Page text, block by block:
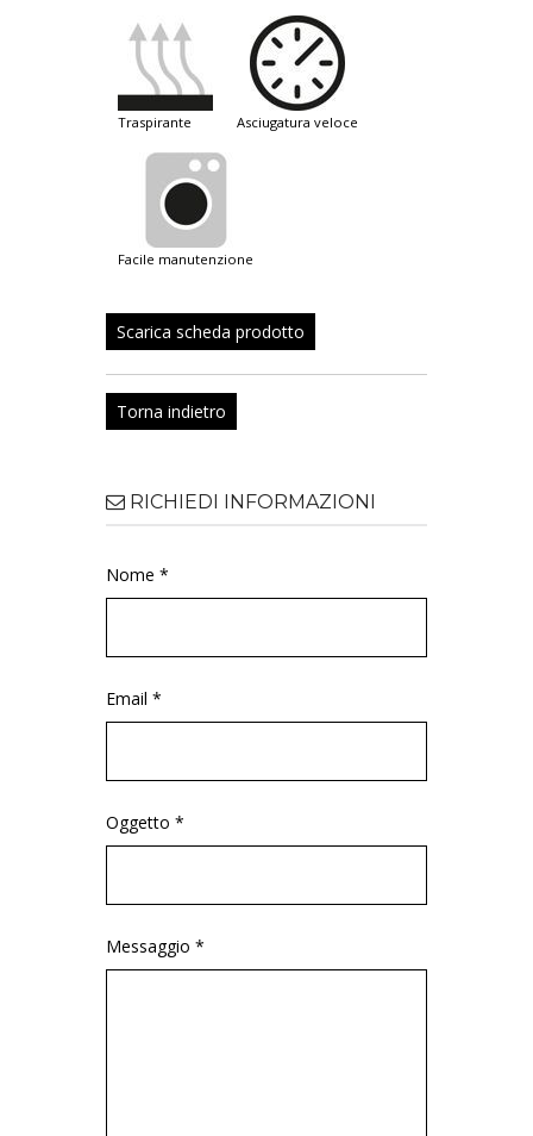
traspirante asciugatura veloce
facile manutenzione
Scarica scheda prodotto
Torna indietro
RICHIEDI INFORMAZIONI
Nome *
Email *
Oggetto *
Messaggio *